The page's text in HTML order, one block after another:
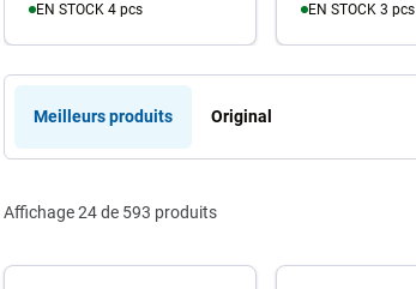
EN STOCK 4 pcs
Au panier
EN STOCK 3 pcs
Au panier
Meilleurs produits Original
Affichage24 de 593 produits